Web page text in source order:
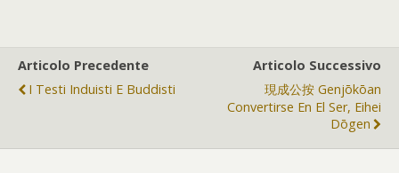
Articolo Precedente
I Testi Induisti E Buddisti
Articolo Successivo
現成公按 Genjōkōan
Convertirse En El Ser, Eihei
Dōgen